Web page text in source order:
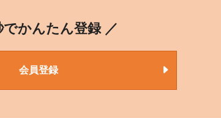
でかんたん登録 ／
会員登録